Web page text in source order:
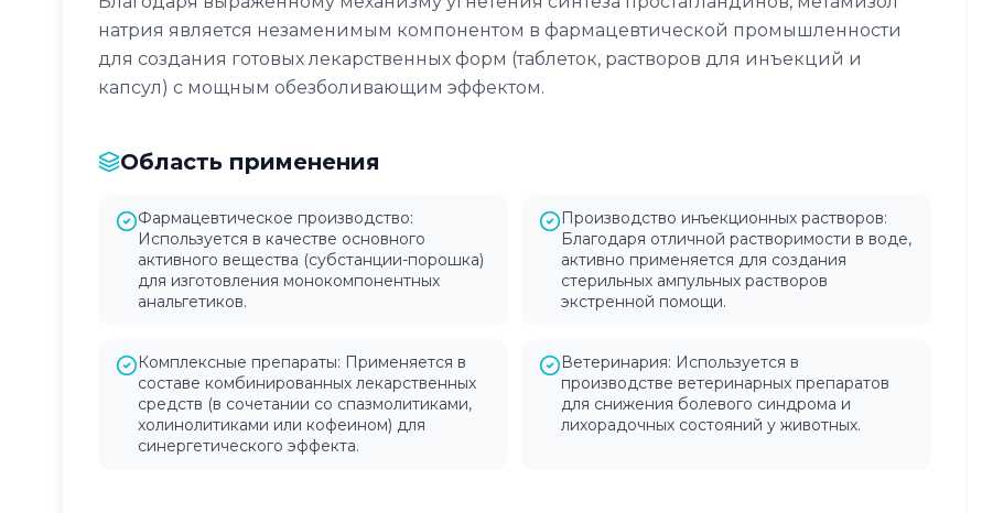
натрия является незаменимым компонентом в фармацевтической промышленности
для создания готовых лекарственных форм (таблеток, растворов для инъекций и
капсул) с мощным обезболивающим эффектом.
Область применения
Фармацевтическое производство:
Используется в качестве основного
активного вещества (субстанции-порошка)
для изготовления монокомпонентных
анальгетиков.
Производство инъекционных растворов:
Благодаря отличной растворимости в воде,
активно применяется для создания
стерильных ампульных растворов
экстренной помощи.
Комплексные препараты: Применяется в
составе комбинированных лекарственных
средств (в сочетании со спазмолитиками,
холинолитиками или кофеином) для
синергетического эффекта.
Ветеринария: Используется в
производстве ветеринарных препаратов
для снижения болевого синдрома и
лихорадочных состояний у животных.